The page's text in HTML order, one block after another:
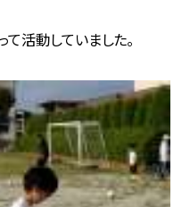
活動していました。